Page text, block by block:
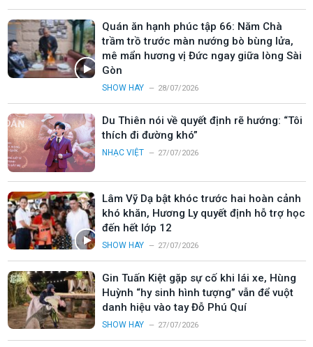
Quán ăn hạnh phúc tập 66: Năm Chà
trầm trồ trước màn nướng bò bùng lửa,
mê mẩn hương vị Đức ngay giữa lòng Sài
Gòn
SHOW HAY 28/07/2026
Du Thiên nói về quyết định rẽ hướng: “Tôi
thích đi đường khó”
NHẠC VIỆT 27/07/2026
Lâm Vỹ Dạ bật khóc trước hai hoàn cảnh
khó khăn, Hương Ly quyết định hỗ trợ học
đến hết lớp 12
SHOW HAY 27/07/2026
Gin Tuấn Kiệt gặp sự cố khi lái xe, Hùng
Huỳnh “hy sinh hình tượng” vẫn để vuột
danh hiệu vào tay Đỗ Phú Quí
SHOW HAY 27/07/2026